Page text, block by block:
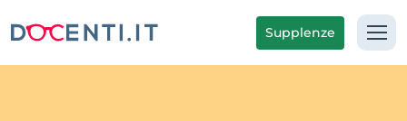
Supplenze